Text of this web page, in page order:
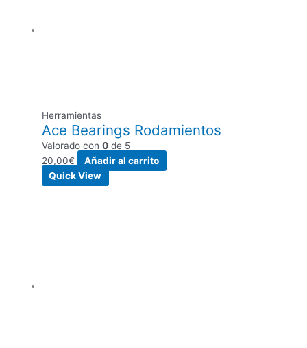
Herramientas
Ace Bearings Rodamientos
Valorado con0 de 5
20,00€
Añadir al carrito
Quick View